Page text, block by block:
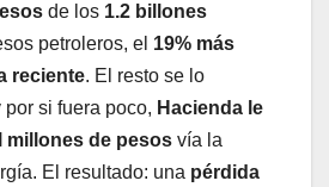
de los 1.2 billones
petroleros, el 19% más
reciente. El resto se lo
si fuera poco, Hacienda le
millones de pesos vía la
El resultado: una pérdida